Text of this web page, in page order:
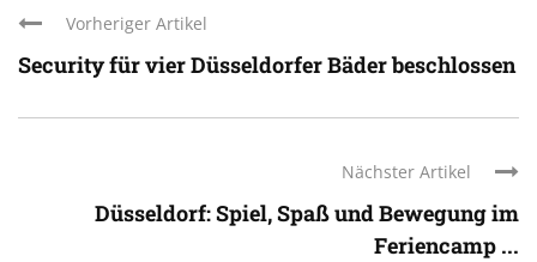
Vorheriger Artikel
Security für vier Düsseldorfer Bäder beschlossen
Nächster Artikel
Düsseldorf: Spiel, Spaß und Bewegung im
Feriencamp ...